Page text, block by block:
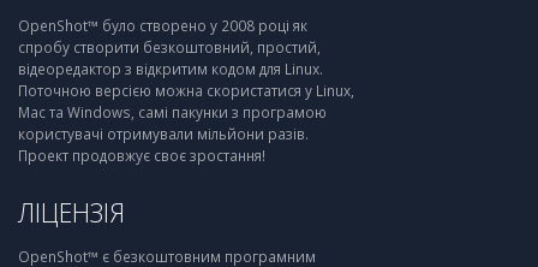
OpenShot™ було створено у 2008 році як
спробу створити безкоштовний, простий,
відеоредактор з відкритим кодом для Linux.
Поточною версією можна скористатися у Linux,
Mac та Windows, самі пакунки з програмою
користувачі отримували мільйони разів.
Проект продовжує своє зростання!
ЛІЦЕНЗІЯ
OpenShot™ є безкоштовним програмним